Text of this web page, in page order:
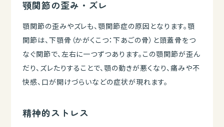
顎関節の歪み・ズレ
顎関節の歪みやズレも、顎関節症の原因となります。顎
関節は、下顎骨（かがくこつ：下あごの骨）と頭蓋骨をつ
なぐ関節で、左右に一つずつあります。この顎関節が歪ん
だり、ズレたりすることで、顎の動きが悪くなり、痛みや不
快感、口が開けづらいなどの症状が現れます。
精神的ストレス